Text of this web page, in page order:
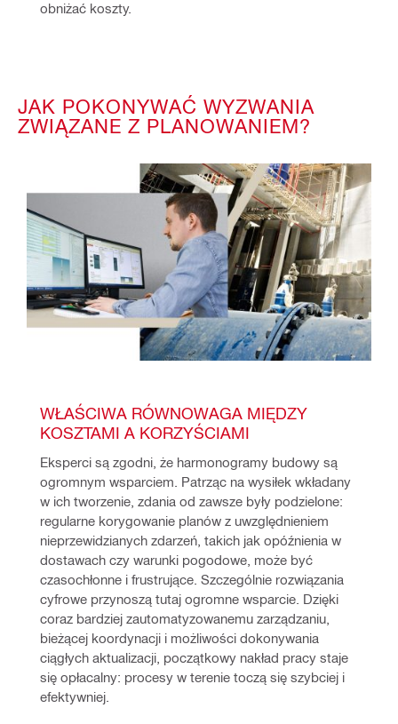
obniżać koszty.
JAK POKONYWAĆ WYZWANIA
ZWIĄZANE Z PLANOWANIEM?
WŁAŚCIWA RÓWNOWAGA MIĘDZY
KOSZTAMI A KORZYŚCIAMI
Eksperci są zgodni, że harmonogramy budowy są
ogromnym wsparciem. Patrząc na wysiłek wkładany
w ich tworzenie, zdania od zawsze były podzielone:
regularne korygowanie planów z uwzględnieniem
nieprzewidzianych zdarzeń, takich jak opóźnienia w
dostawach czy warunki pogodowe, może być
czasochłonne i frustrujące. Szczególnie rozwiązania
cyfrowe przynoszą tutaj ogromne wsparcie. Dzięki
coraz bardziej zautomatyzowanemu zarządzaniu,
bieżącej koordynacji i możliwości dokonywania
ciągłych aktualizacji, początkowy nakład pracy staje
się opłacalny: procesy w terenie toczą się szybciej i
efektywniej.